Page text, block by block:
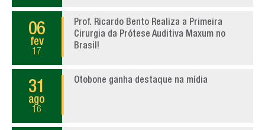
06
fev
17
Prof. Ricardo Bento Realiza a Primeira
Cirurgia da Prótese Auditiva Maxum no
Brasil!
31
ago
16
Otobone ganha destaque na mídia